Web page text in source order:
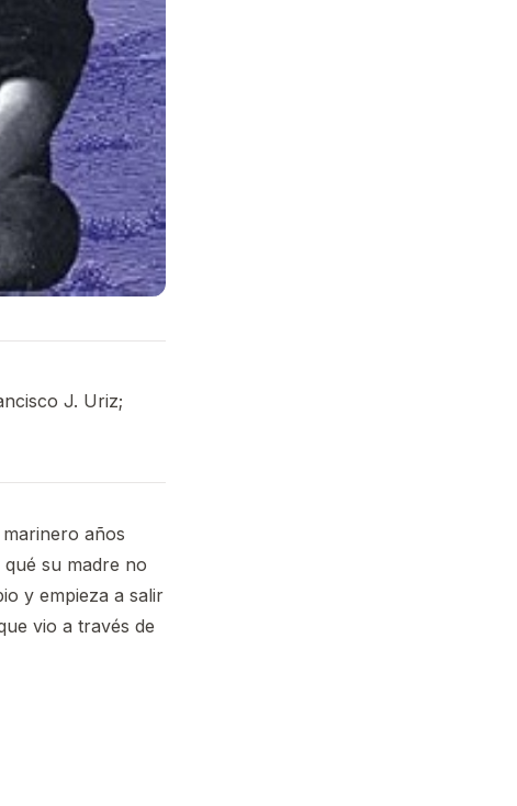
J. Uriz;
años
su madre no
y empieza a salir
vio a través de